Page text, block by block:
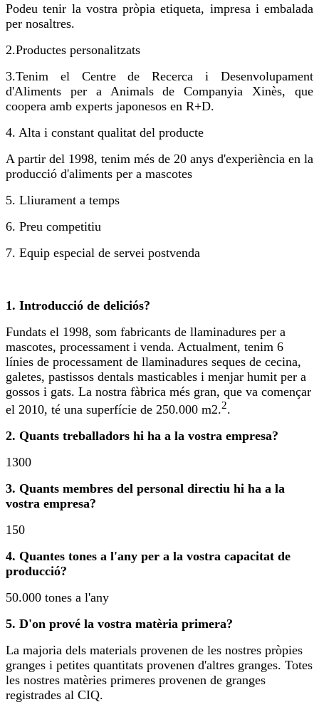
Podeu tenir la vostra pròpia etiqueta, impresa i embalada
per nosaltres.
2.Productes personalitzats
3.Tenim el Centre de Recerca i Desenvolupament
d'Aliments per a Animals de Companyia Xinès, que
coopera amb experts japonesos en R+D.
4. Alta i constant qualitat del producte
A partir del 1998, tenim més de 20 anys d'experiència en la
producció d'aliments per a mascotes
5. Lliurament a temps
6. Preu competitiu
7. Equip especial de servei postvenda
1. Introducció de deliciós?
Fundats el 1998, som fabricants de llaminadures per a
mascotes, processament i venda. Actualment, tenim 6
línies de processament de llaminadures seques de cecina,
galetes, pastissos dentals masticables i menjar humit per a
gossos i gats. La nostra fàbrica més gran, que va començar
el 2010, té una superfície de 250.000 m2.2.
2. Quants treballadors hi ha a la vostra empresa?
1300
3. Quants membres del personal directiu hi ha a la
vostra empresa?
150
4. Quantes tones a l'any per a la vostra capacitat de
producció?
50.000 tones a l'any
5. D'on prové la vostra matèria primera?
La majoria dels materials provenen de les nostres pròpies
granges i petites quantitats provenen d'altres granges. Totes
les nostres matèries primeres provenen de granges
registrades al CIQ.